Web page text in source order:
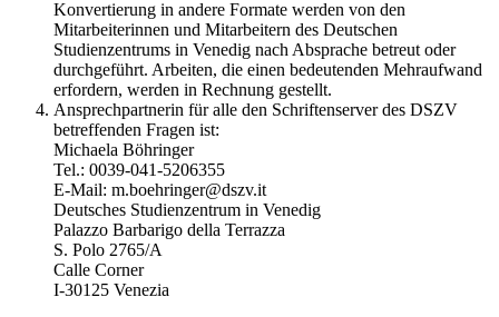
Konvertierung in andere Formate werden von den
Mitarbeiterinnen und Mitarbeitern des Deutschen
Studienzentrums in Venedig nach Absprache betreut oder
durchgeführt. Arbeiten, die einen bedeutenden Mehraufwand
erfordern, werden in Rechnung gestellt.
Ansprechpartnerin für alle den Schriftenserver des DSZV
betreffenden Fragen ist:
Michaela Böhringer
Tel.: 0039-041-5206355
E-Mail: m.boehringer@dszv.it
Deutsches Studienzentrum in Venedig
Palazzo Barbarigo della Terrazza
S. Polo 2765/A
Calle Corner
I-30125 Venezia